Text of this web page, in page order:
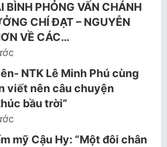
BÌNH PHỎNG VẤN CHÁNH
CHÍ ĐẠT – NGUYỄN
VỀ CÁC…
NTK Lê Minh Phú cùng
viết nên câu chuyện
bầu trời”
mỹ Cậu Hy: “Một đôi chân